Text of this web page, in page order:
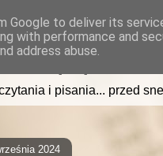
i pisania... przed
2024
Google to deliver its
with performance and
address abuse.